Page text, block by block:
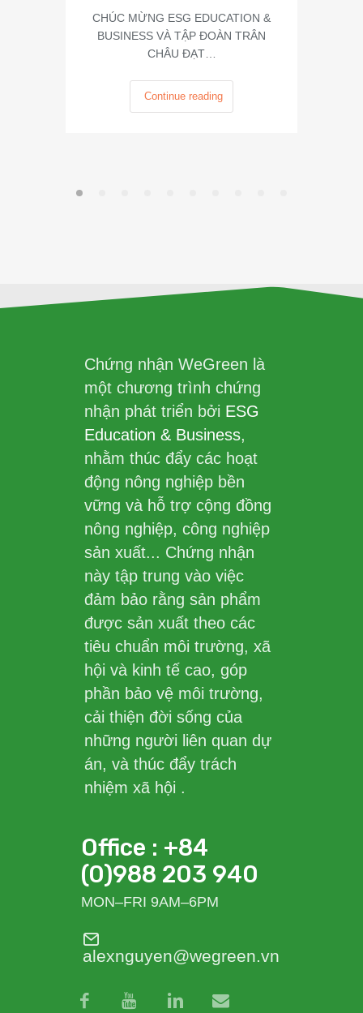
CHÚC MỪNG ESG EDUCATION &
BUSINESS VÀ TẬP ĐOÀN TRÂN
CHÂU ĐẠT…
Continue reading
Chứng nhận WeGreen là
một chương trình chứng
nhận phát triển bởi ESG
Education & Business,
nhằm thúc đẩy các hoạt
động nông nghiệp bền
vững và hỗ trợ cộng đồng
nông nghiệp, công nghiệp
sản xuất... Chứng nhận
này tập trung vào việc
đảm bảo rằng sản phẩm
được sản xuất theo các
tiêu chuẩn môi trường, xã
hội và kinh tế cao, góp
phần bảo vệ môi trường,
cải thiện đời sống của
những người liên quan dự
án, và thúc đẩy trách
nhiệm xã hội .
Office : +84
(0)988 203 940
MON–FRI 9AM–6PM
alexnguyen@wegreen.vn